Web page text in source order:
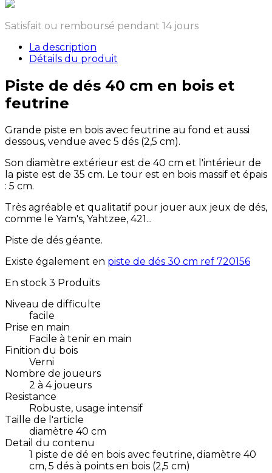
Satisfait ou remboursé pendant 14 jours
La description
Détails du produit
Piste de dés 40 cm en bois et
feutrine
Grande piste en bois avec feutrine au fond et aussi
dessous, vendue avec 5 dés (2,5 cm).
Son diamètre extérieur est de 40 cm et l'intérieur de
la piste est de 35 cm. Le tour est en bois massif et épais
: 5 cm.
Très agréable et qualitatif pour jouer aux jeux de dés,
comme le Yam's, Yahtzee, 421...
Piste de dés géante.
Existe également en piste de dés 30 cm ref 720156
En stock 3 Produits
Niveau de difficulte
facile
Prise en main
Facile à tenir en main
Finition du bois
Verni
Nombre de joueurs
2 à 4 joueurs
Resistance
Robuste, usage intensif
Taille de l'article
diamètre 40 cm
Detail du contenu
1 piste de dé en bois avec feutrine, diamètre 40
cm, 5 dés à points en bois (2,5 cm)